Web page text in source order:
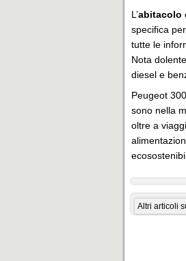
L’abitacolo
specifica
tutte le
Nota
diesel e
Peugeot
sono nella
oltre a
Altri articoli